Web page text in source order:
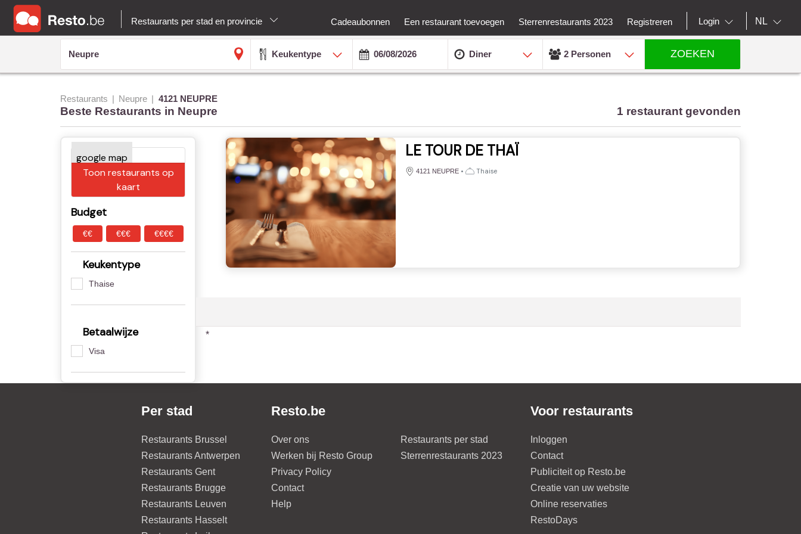
Restaurants per stad en provincie Cadeaubonnen Een restaurant toevoegen Sterrenrestaurants 2023 Registreren Login NL
Keukentype Diner 2 Personen ZOEKEN
Restaurants Neupre 4121 NEUPRE
Beste Restaurants in Neupre 1 restaurant gevonden
Toon restaurants op
kaart
Budget
€€ €€€ €€€€
Keukentype
Thaise
Betaalwijze
Visa
LE TOUR DE THAÏ
4121 NEUPRE • Thaise
*
Per stad
Restaurants Brussel
Restaurants Antwerpen
Restaurants Gent
Restaurants Brugge
Restaurants Leuven
Restaurants Hasselt
Resto.be
Over ons
Werken bij Resto Group
Privacy Policy
Contact
Help
Restaurants per stad
Sterrenrestaurants 2023
Voor restaurants
Inloggen
Contact
Publiciteit op Resto.be
Creatie van uw website
Online reservaties
RestoDays